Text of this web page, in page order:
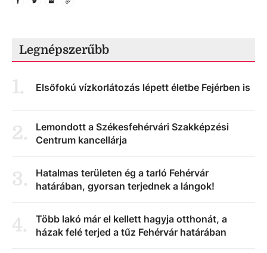
Legnépszerűbb
1. Elsőfokú vízkorlátozás lépett életbe Fejérben is
2.
Lemondott a Székesfehérvári Szakképzési
Centrum kancellárja
3.
Hatalmas területen ég a tarló Fehérvár
határában, gyorsan terjednek a lángok!
4.
Több lakó már el kellett hagyja otthonát, a
házak felé terjed a tűz Fehérvár határában